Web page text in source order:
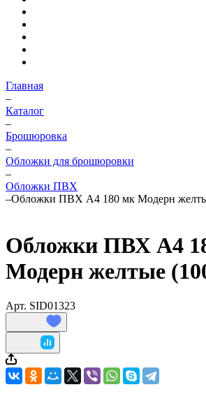
Главная
–
Каталог
–
Брошюровка
–
Обложки для брошюровки
–
Обложки ПВХ
–Обложки ПВХ А4 180 мк Модерн
Обложки ПВХ А4
Модерн желтые
Арт. SID01323